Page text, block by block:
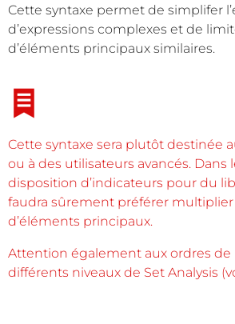
Cette syntaxe permet de simplifer
d’expressions complexes et de
d’éléments principaux similaires.
Cette syntaxe sera plutôt destinée
ou à des utilisateurs avancés. Dans
disposition d’indicateurs pour du
faudra sûrement préférer
d’éléments principaux.
Attention également aux ordres de
différents niveaux de Set Analysis